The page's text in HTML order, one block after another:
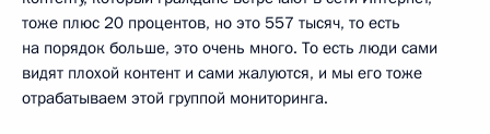
тоже плюс 20 процентов, но это 557 тысяч, то есть
на порядок больше, это очень много. То есть люди сами
видят плохой контент и сами жалуются, и мы его тоже
отрабатываем этой группой мониторинга.